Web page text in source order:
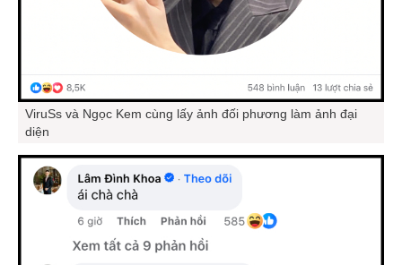
ViruSs và Ngọc Kem cùng lấy ảnh đối phương làm ảnh đại
diện